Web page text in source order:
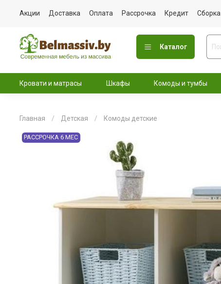
Акции Доставка Оплата Рассрочка Кредит Сборка
Каталог
Кровати и матрасы Шкафы Комоды и тумбы
Главная Детская Комоды детские
РАССРОЧКА 6 МЕС